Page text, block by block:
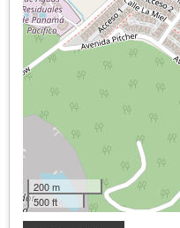
200 m
500 ft